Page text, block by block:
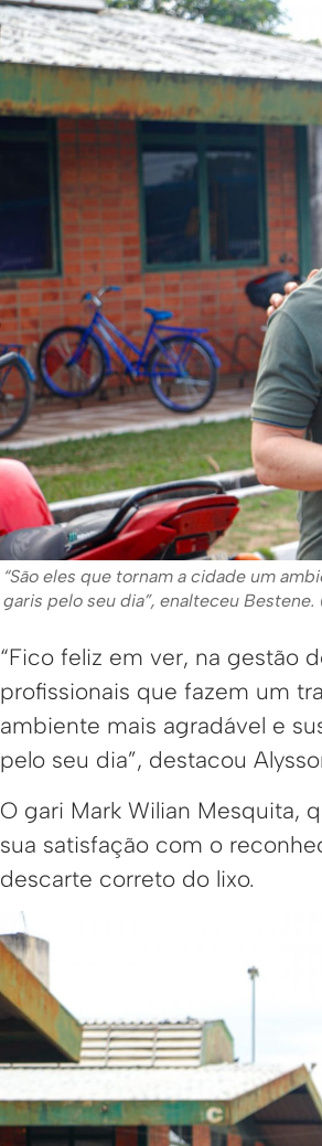
“São eles que tornam a cidade um
garis pelo seu dia”, enalteceu
“Fico feliz em ver, na gestão
profissionais que fazem um
ambiente mais agradável e
pelo seu dia”, destacou
O gari Mark Wilian Mesquita,
sua satisfação com o
descarte correto do lixo.